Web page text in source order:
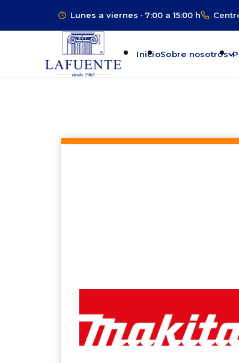
Lunes a viernes · 7:00 a 15:00 h
InicioSobre nosotros